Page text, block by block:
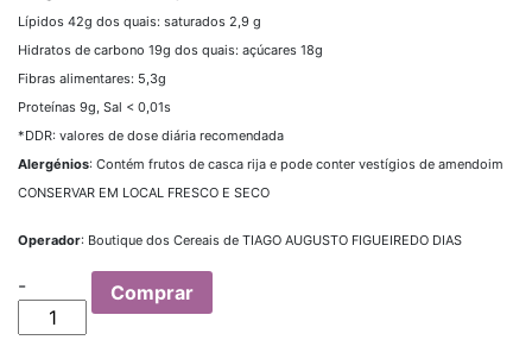
Lípidos 42g dos quais: saturados 2,9 g
Hidratos de carbono 19g dos quais: açúcares 18g
Fibras alimentares: 5,3g
Proteínas 9g, Sal < 0,01s
*DDR: valores de dose diária recomendada
Alergénios: Contém frutos de casca rija e pode conter vestígios de amendoim
CONSERVAR EM LOCAL FRESCO E SECO
Operador: Boutique dos Cereais de TIAGO AUGUSTO FIGUEIREDO DIAS
Quantity
- Comprar